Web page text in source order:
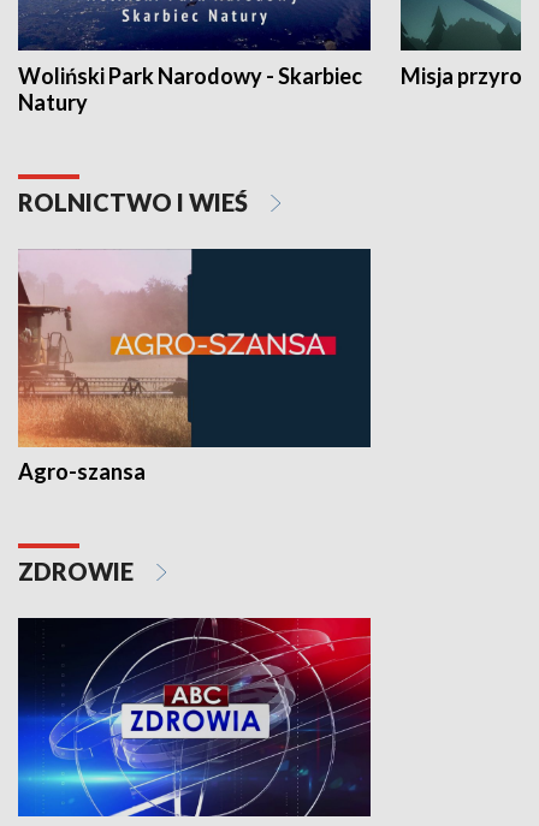
Woliński Park Narodowy - Skarbiec
Natury
Misja
ROLNICTWO I WIEŚ
Agro-szansa
ZDROWIE